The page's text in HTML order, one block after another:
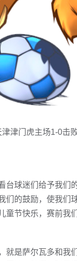
津门虎主场1-0击
台球迷们给予我们
们的鼓励，使我
童节快乐，赛前我
就是萨尔瓦多和我